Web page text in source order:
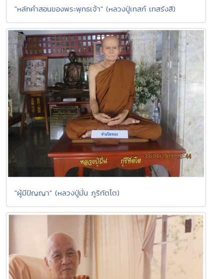
"หลักคำสอนของพระพุทธเจ้า" (หลวงปู่เทสก์ เทสรังสี)
"ผู้มีปัญญา" (หลวงปู่มั่น ภูริทัตโต)